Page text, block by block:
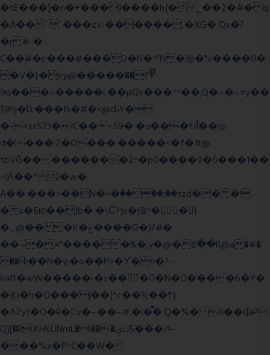
�tE���]�n�+���I����h{�_̣��2�#� q
�A��``���zx!:������,�XG� Qx�?
�r#-�
C��#�c���#���D�N�^"N�3p�"v����0�
�V�}�ey@�����߾?��
9q���ޣ�����L��pQx���^^��;Q�~�~=y��
$9hj�D:���IS�#�<@ԃY�
�-+ssS23�IC��+59� �u���tJǏ��}p
d����;Z�O���:�����<�f�#@
tbVĞ���������2^�p0����9�6���1��
=!Ǎ��*J�w�
A��:���>��N�>�ٝ����;��tzd�� �!
�s�5ю��)b� �\Ĉ?)e�}B^��}
�_@���K�ݝ����G�)?#�
��~�="�����&�;y�@�۵��R@a�#�
��Ӵi��N�y;�o��P>�ϒ�n�?­
Raח�wW�����˫�s����N�O����6�Y�
�{G�h�O��� |��]*c��3(��٣}
�AZyt�O�R�v�~��~#.�l�̿�.Ԛ�%� 8��ʠaP
Q)[�R.KHKÙNmL�l���ېU5���/>-
���%x�P^C��W�